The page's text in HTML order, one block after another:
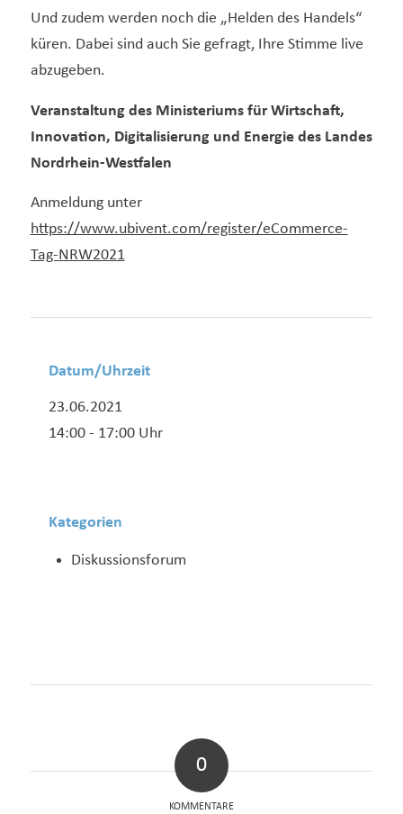
Und zudem werden noch die „Helden des Handels“
küren. Dabei sind auch Sie gefragt, Ihre Stimme live
abzugeben.
Veranstaltung des Ministeriums für Wirtschaft,
Innovation, Digitalisierung und Energie des Landes
Nordrhein-Westfalen
Anmeldung unter
https://www.ubivent.com/register/eCommerce-
Tag-NRW2021
Datum/Uhrzeit
23.06.2021
14:00 - 17:00 Uhr
Kategorien
Diskussionsforum
0
KOMMENTARE